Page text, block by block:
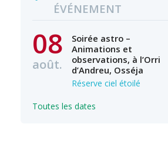
ÉVÉNEMENT
08
août.
Soirée astro –
Animations et
observations, à l’Orri
d’Andreu, Osséja
Réserve ciel étoilé
Toutes les dates